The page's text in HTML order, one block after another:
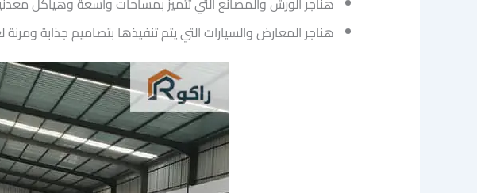
هناجر المعارض والسيارات التي يتم تنفيذها بتصاميم جذابة